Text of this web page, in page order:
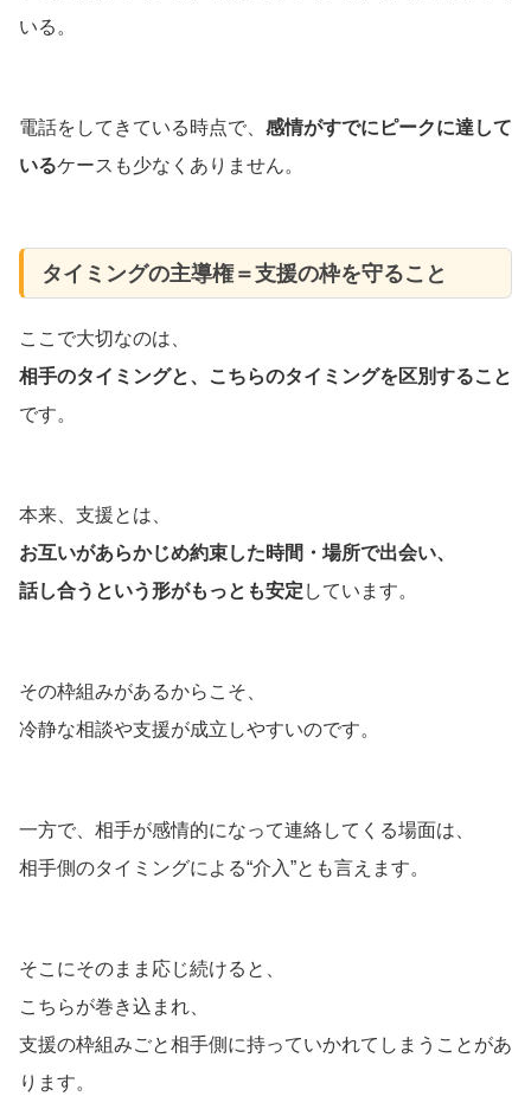
いる。
電話をしてきている時点で、 感情がすでにピークに達して
いるケースも少なくありません。
タイミングの主導権＝支援の枠を守ること
ここで大切なのは、
相手のタイミングと、こちらのタイミングを区別すること
です。
本来、支援とは、
お互いがあらかじめ約束した時間・場所で出会い、
話し合うという形がもっとも安定 しています。
その枠組みがあるからこそ、
冷静な相談や支援が成立しやすいのです。
一方で、相手が感情的になって連絡してくる場面は、
相手側のタイミングによる“介入”とも言えます。
そこにそのまま応じ続けると、
こちらが巻き込まれ、
支援の枠組みごと相手側に持っていかれてしまうことがあ
ります。